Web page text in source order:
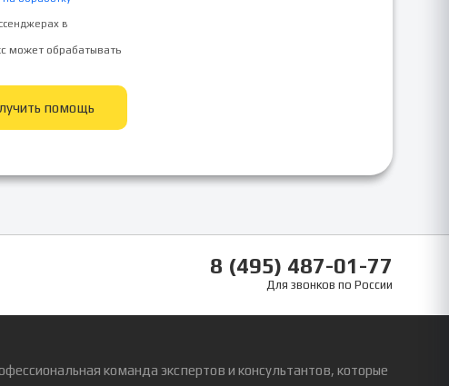
в
может обрабатывать
помощь
8 (495) 487-01-77
Для звонков по России
команда экспертов и консультантов, которые